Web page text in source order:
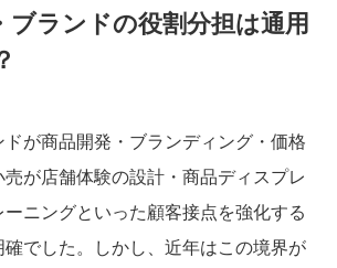
ブランドの役割分担は通用
が商品開発・ブランディング・価格
が店舗体験の設計・商品ディスプレ
ニングといった顧客接点を強化する
でした。しかし、近年はこの境界が